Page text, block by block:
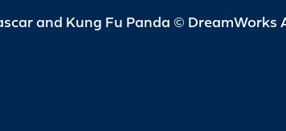
and Kung Fu Panda © DreamWorks